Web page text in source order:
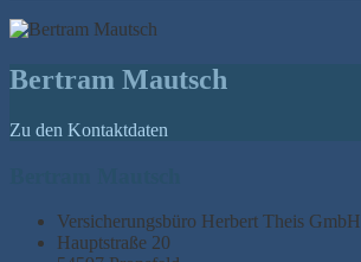
Bertram Mautsch
Zu den Kontaktdaten
Versicherungsbüro Herbert Theis GmbH
Hauptstraße 20